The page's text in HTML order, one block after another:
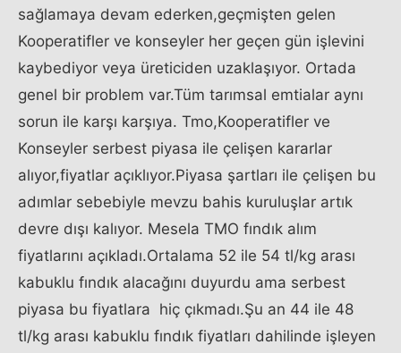
sağlamaya devam ederken,geçmişten gelen
Kooperatifler ve konseyler her geçen gün işlevini
kaybediyor veya üreticiden uzaklaşıyor. Ortada
genel bir problem var.Tüm tarımsal emtialar aynı
sorun ile karşı karşıya. Tmo,Kooperatifler ve
Konseyler serbest piyasa ile çelişen kararlar
alıyor,fiyatlar açıklıyor.Piyasa şartları ile çelişen bu
adımlar sebebiyle mevzu bahis kuruluşlar artık
devre dışı kalıyor. Mesela TMO fındık alım
fiyatlarını açıkladı.Ortalama 52 ile 54 tl/kg arası
kabuklu fındık alacağını duyurdu ama serbest
piyasa bu fiyatlara hiç çıkmadı.Şu an 44 ile 48
tl/kg arası kabuklu fındık fiyatları dahilinde işleyen